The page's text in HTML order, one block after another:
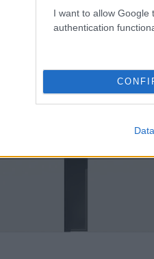
I want to allow Google
authentication
Lucie 61 Zdroj: Ekonomické